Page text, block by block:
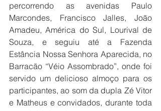
percorrendo as avenidas Paulo
Marcondes, Francisco Jalles, João
Amadeu, América do Sul, Lourival de
Souza, e seguiu até a Fazenda
Estância Nossa Senhora Aparecida, no
Barracão “Véio Assombrado”, onde foi
servido um delicioso almoço para os
participantes, ao som da dupla Zé Vitor
e Matheus e convidados, durante toda